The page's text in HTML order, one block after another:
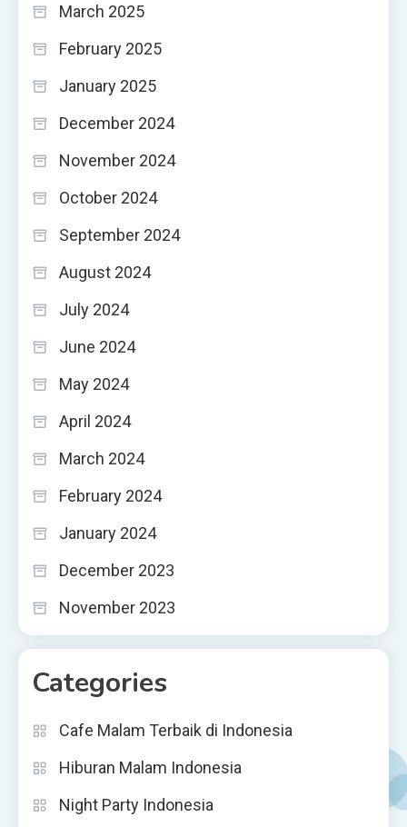
March 2025
February 2025
January 2025
December 2024
November 2024
October 2024
September 2024
August 2024
July 2024
June 2024
May 2024
April 2024
March 2024
February 2024
January 2024
December 2023
November 2023
Categories
Cafe Malam Terbaik di Indonesia
Hiburan Malam Indonesia
Night Party Indonesia